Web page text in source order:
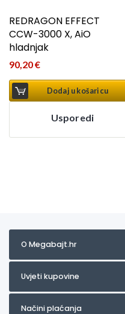
REDRAGON EFFECT
CCW-3000 X, AiO
hladnjak
90,20€
Dodaj u košaricu
Usporedi
O Megabajt.hr
Uvjeti kupovine
Načini plaćanja